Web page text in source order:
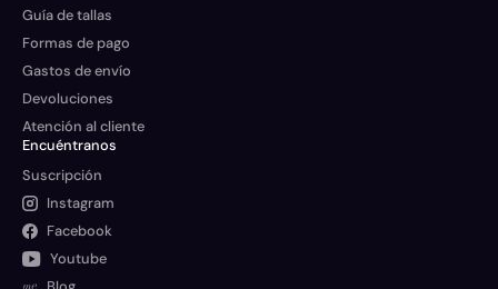
Guía de tallas
Formas de pago
Gastos de envío
Devoluciones
Atención al cliente
Encuéntranos
Suscripción
Instagram
Facebook
Youtube